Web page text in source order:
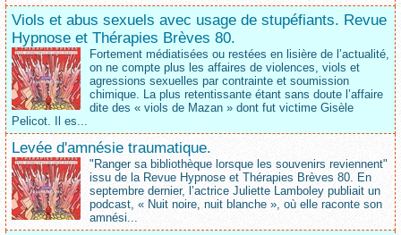
Viols et abus sexuels avec usage de stupéfiants. Revue
Hypnose et Thérapies Brèves 80.
Fortement médiatisées ou restées en lisière de l’actualité,
on ne compte plus les affaires de violences, viols et
agressions sexuelles par contrainte et soumission
chimique. La plus retentissante étant sans doute l’affaire
dite des « viols de Mazan » dont fut victime Gisèle
Pelicot. Il es...
Levée d'amnésie traumatique.
"Ranger sa bibliothèque lorsque les souvenirs reviennent"
issu de la Revue Hypnose et Thérapies Brèves 80. En
septembre dernier, l’actrice Juliette Lamboley publiait un
podcast, « Nuit noire, nuit blanche », où elle raconte son
amnési...